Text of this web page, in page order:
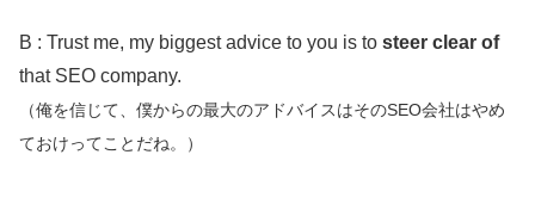
B : Trust me, my biggest advice to you is to steer clear of
that SEO company.
（俺を信じて、僕からの最大のアドバイスはそのSEO会社はやめ
ておけってことだね。）